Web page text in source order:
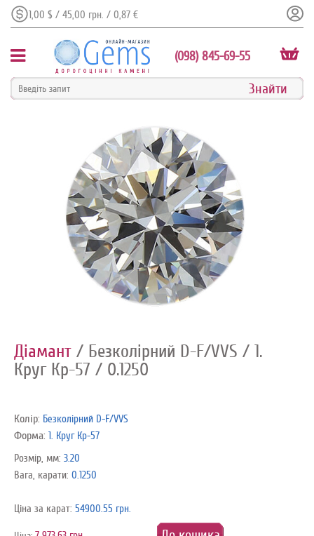
1,00 $ / 45,00 грн. / 0,87 €
(098) 845-69-55
Діамант / Безколірний D-F/VVS / 1.
Круг Кр-57 / 0.1250
Колір: Безколірний D-F/VVS
Форма: 1. Круг Кр-57
Розмір, мм: 3.20
Вага, карати: 0.1250
Ціна за карат: 54900.55 грн.